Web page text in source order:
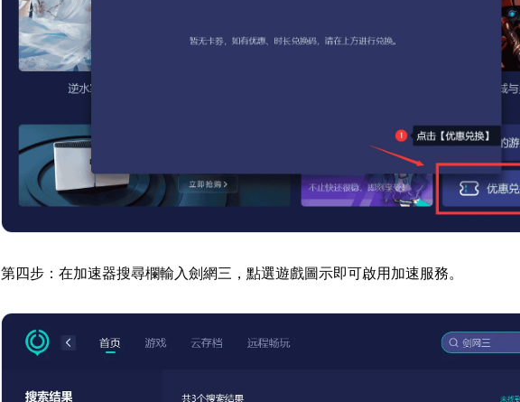
第四步：在加速器搜尋欄輸入劍網三，點選遊戲圖示即可啟用加速服務。